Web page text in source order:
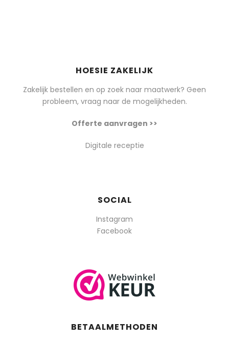
HOESIE ZAKELIJK
Zakelijk bestellen en op zoek naar maatwerk? Geen
probleem, vraag naar de mogelijkheden.
Offerte aanvragen >>
Digitale receptie
SOCIAL
Instagram
Facebook
BETAALMETHODEN